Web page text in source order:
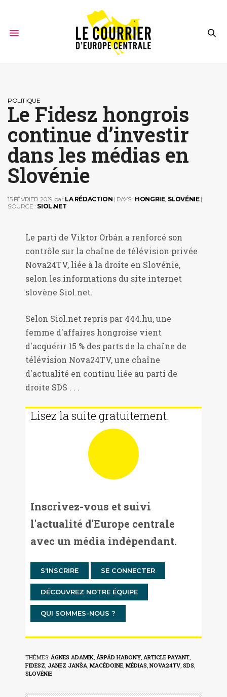
POLITIQUE
Le Fidesz hongrois
continue d’investir
dans les médias en
Slovénie
15 FÉVRIER 2019 par LA RÉDACTION | PAYS : HONGRIE, SLOVÉNIE|
SOURCE : SIOL.NET
Le parti de Viktor Orbán a renforcé son
contrôle sur la chaîne de télévision privée
Nova24TV, liée à la droite en Slovénie,
selon les informations du site internet
slovène Siol.net.
Selon Siol.net repris par 444.hu, une
femme d'affaires hongroise vient
d'acquérir 15 % des parts de la chaîne de
télévision Nova24TV, une chaîne
d'actualité en continu liée au parti de
droite SDS . . .
Lisez la suite gratuitement.
Inscrivez-vous et suivi
l'actualité d'Europe centrale
avec un média indépendant.
S'INSCRIRE SE CONNECTER
DÉCOUVREZ NOTRE ÉQUIPE
QUI SOMMES-NOUS ?
THÈMES: ÁGNES ADAMIK ÁRPÁD HABONY, ARTICLE PAYANT
FIDESZ JANEZ JANŠA ,MACÉDOINE ,MÉDIAS ,NOVA24TV SDS
SLOVÉNIE